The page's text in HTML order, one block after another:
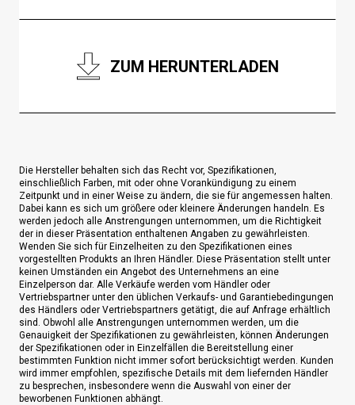
ZUM HERUNTERLADEN
Die Hersteller behalten sich das Recht vor, Spezifikationen,
einschließlich Farben, mit oder ohne Vorankündigung zu einem
Zeitpunkt und in einer Weise zu ändern, die sie für angemessen halten.
Dabei kann es sich um größere oder kleinere Änderungen handeln. Es
werden jedoch alle Anstrengungen unternommen, um die Richtigkeit
der in dieser Präsentation enthaltenen Angaben zu gewährleisten.
Wenden Sie sich für Einzelheiten zu den Spezifikationen eines
vorgestellten Produkts an Ihren Händler. Diese Präsentation stellt unter
keinen Umständen ein Angebot des Unternehmens an eine
Einzelperson dar. Alle Verkäufe werden vom Händler oder
Vertriebspartner unter den üblichen Verkaufs- und Garantiebedingungen
des Händlers oder Vertriebspartners getätigt, die auf Anfrage erhältlich
sind. Obwohl alle Anstrengungen unternommen werden, um die
Genauigkeit der Spezifikationen zu gewährleisten, können Änderungen
der Spezifikationen oder in Einzelfällen die Bereitstellung einer
bestimmten Funktion nicht immer sofort berücksichtigt werden. Kunden
wird immer empfohlen, spezifische Details mit dem liefernden Händler
zu besprechen, insbesondere wenn die Auswahl von einer der
beworbenen Funktionen abhängt.